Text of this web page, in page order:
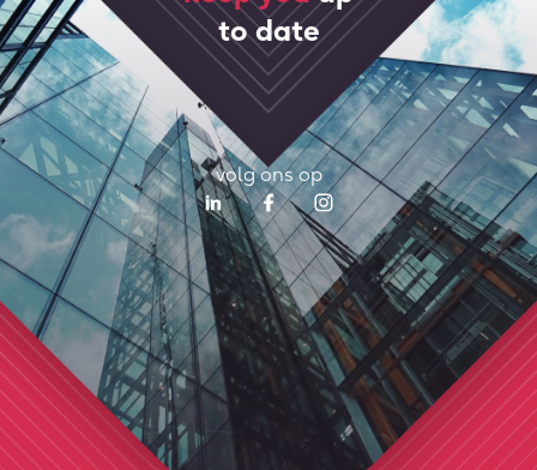
to date
volg ons op